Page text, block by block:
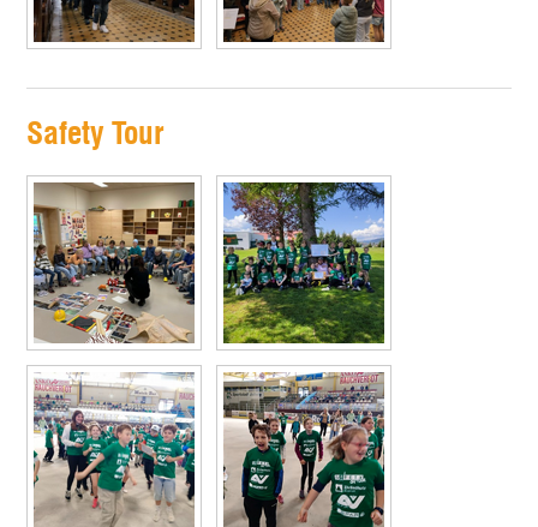
Safety Tour